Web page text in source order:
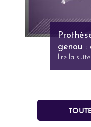
genou :
lire la suite